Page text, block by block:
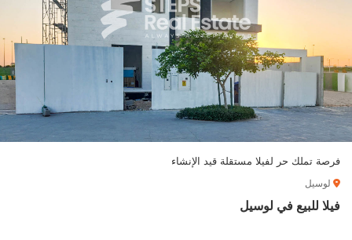
فرصة تملك حر لفيلا مستقلة قيد الإنشاء
لوسيل
فيلا للبيع في لوسيل